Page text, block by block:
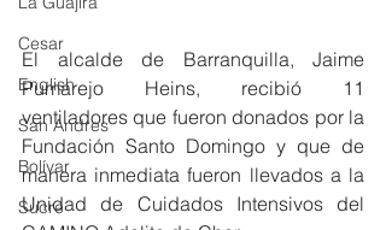
Cesar
English
San Andres
Bolívar
Sucre
El alcalde de Barranquilla, Jaime
Pumarejo Heins, recibió 11
ventiladores que fueron donados por la
Fundación Santo Domingo y que de
manera inmediata fueron llevados a la
Unidad de Cuidados Intensivos del